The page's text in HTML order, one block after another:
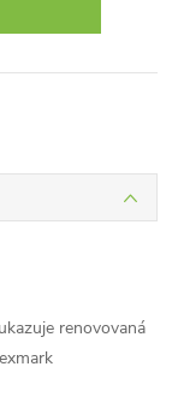
renovovaná